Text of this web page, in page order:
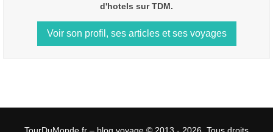
d'hotels sur TDM.
Voir son profil, ses articles et ses voyages